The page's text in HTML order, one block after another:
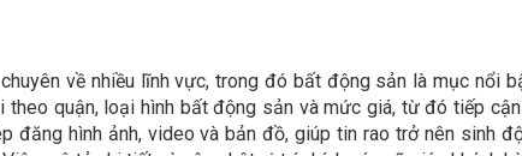
về nhiều lĩnh vực, trong đó bất động sản là mục nổi
quận, loại hình bất động sản và mức giá, từ đó tiếp
đăng hình ảnh, video và bản đồ, giúp tin rao trở nên sinh